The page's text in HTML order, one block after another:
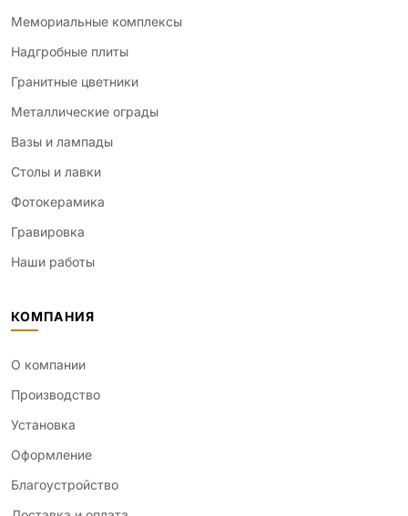
Мемориальные комплексы
Надгробные плиты
Гранитные цветники
Металлические ограды
Вазы и лампады
Столы и лавки
Фотокерамика
Гравировка
Наши работы
КОМПАНИЯ
О компании
Производство
Установка
Оформление
Благоустройство